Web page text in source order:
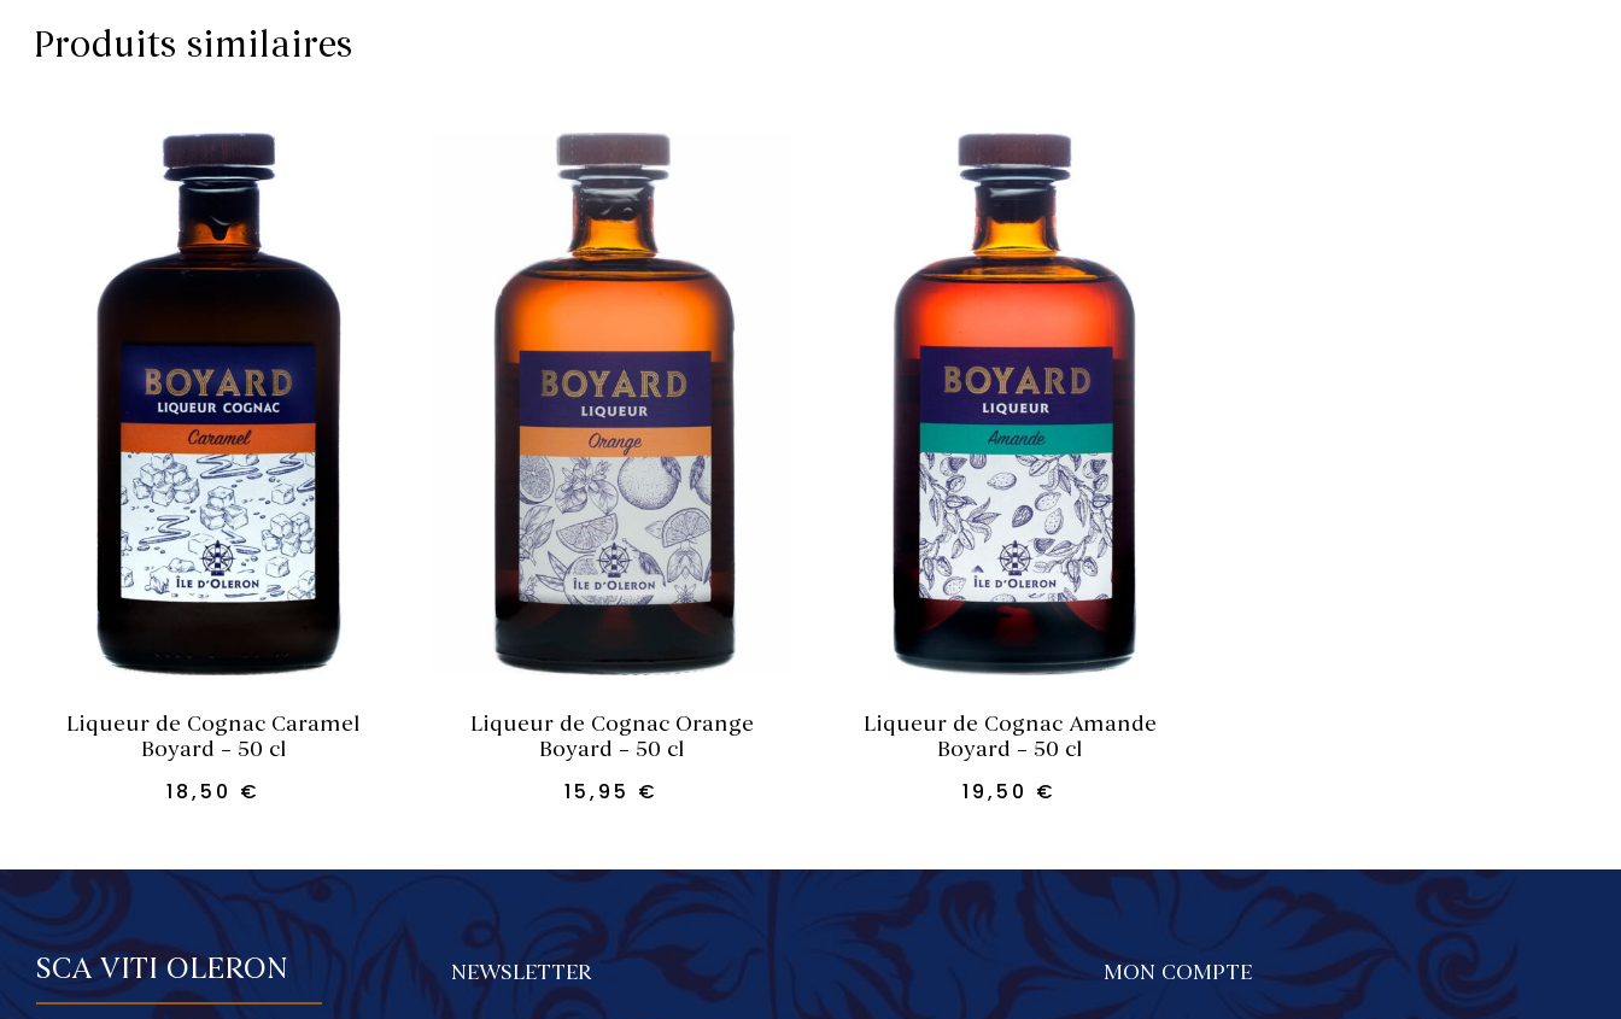
Produits similaires
AJOUTER AU PANIER
Liqueur de Cognac Caramel
Boyard – 50 cl
18,50 €
AJOUTER AU PANIER
Liqueur de Cognac Orange
Boyard – 50 cl
15,95 €
AJOUTER AU PANIER
Liqueur de Cognac Amande
Boyard – 50 cl
19,50 €
SCA VITI OLERON NEWSLETTER MON COMPTE